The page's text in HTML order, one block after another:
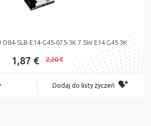
SLB-E14-G45-075-3K 7.5W E14 G45 3K
1,87 € 2,20 €
Dodaj do listy życzeń